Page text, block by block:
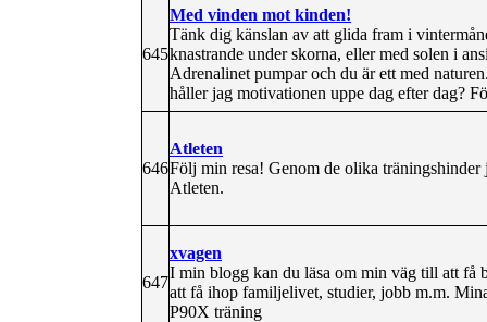
645
Med vinden mot kinden!
Tänk dig känslan av att glida fram i
knastrande under skorna, eller med solen i
Adrenalinet pumpar och du är ett med
håller jag motivationen uppe dag efter dag?
646
Atleten
Följ min resa! Genom de olika
Atleten.
647
xvagen
I min blogg kan du läsa om min väg till att få
att få ihop familjelivet, studier, jobb m.m.
P90X träning